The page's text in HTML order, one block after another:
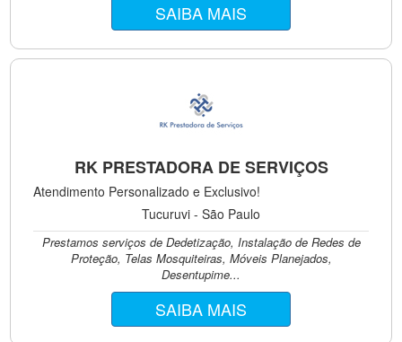
SAIBA MAIS
RK PRESTADORA DE SERVIÇOS
Atendimento Personalizado e Exclusivo!
Tucuruvi - São Paulo
Prestamos serviços de Dedetização, Instalação de Redes de
Proteção, Telas Mosquiteiras, Móveis Planejados,
Desentupime...
SAIBA MAIS